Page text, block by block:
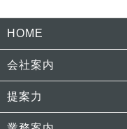
HOME
会社案内
提案力